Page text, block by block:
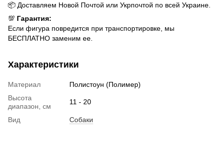
📦 Доставляем Новой Почтой или Укрпочтой по всей Украине.
💯 Гарантия:
Если фигура повредится при транспортировке, мы
БЕСПЛАТНО заменим ее.
Характеристики
Материал
Полистоун (Полимер)
Высота
диапазон, см
11 - 20
Вид Собаки